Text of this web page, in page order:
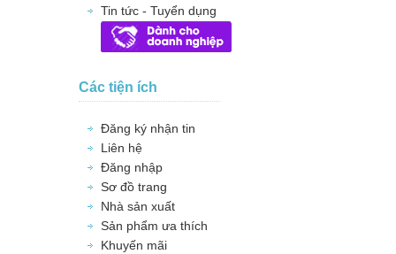
Tin tức - Tuyển dụng
Các tiện ích
Đăng ký nhận tin
Liên hệ
Đăng nhập
Sơ đồ trang
Nhà sản xuất
Sản phẩm ưa thích
Khuyến mãi